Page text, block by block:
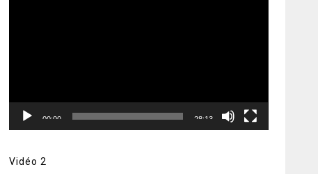
00:00 28:13
Vidéo 2